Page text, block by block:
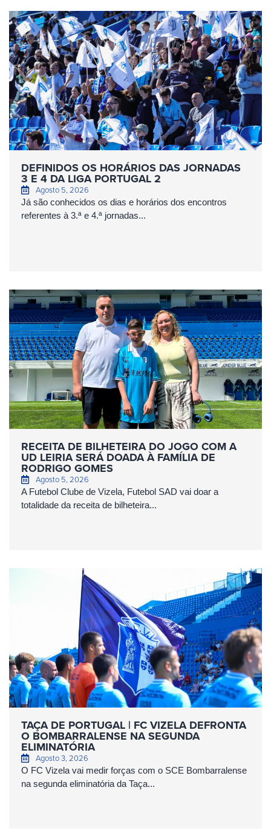
DEFINIDOS OS HORÁRIOS DAS JORNADAS
3 E 4 DA LIGA PORTUGAL 2
Agosto 5, 2026
Já são conhecidos os dias e horários dos encontros
referentes à 3.ª e 4.ª jornadas...
RECEITA DE BILHETEIRA DO JOGO COM A
UD LEIRIA SERÁ DOADA À FAMÍLIA DE
RODRIGO GOMES
Agosto 5, 2026
A Futebol Clube de Vizela, Futebol SAD vai doar a
totalidade da receita de bilheteira...
TAÇA DE PORTUGAL | FC VIZELA DEFRONTA
O BOMBARRALENSE NA SEGUNDA
ELIMINATÓRIA
Agosto 3, 2026
O FC Vizela vai medir forças com o SCE Bombarralense
na segunda eliminatória da Taça...